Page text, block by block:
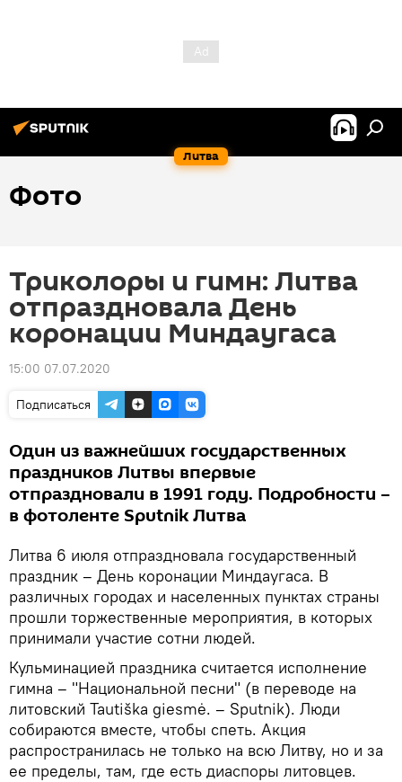
Литва
Фото
Триколоры и гимн: Литва
отпраздновала День
коронации Миндаугаса
15:00 07.07.2020
Подписаться
Один из важнейших государственных
праздников Литвы впервые
отпраздновали в 1991 году. Подробности –
в фотоленте Sputnik Литва
Литва 6 июля отпраздновала государственный
праздник – День коронации Миндаугаса. В
различных городах и населенных пунктах страны
прошли торжественные мероприятия, в которых
принимали участие сотни людей.
Кульминацией праздника считается исполнение
гимна – "Национальной песни" (в переводе на
литовский Tautiška giesmė. – Sputnik). Люди
собираются вместе, чтобы спеть. Акция
распространилась не только на всю Литву, но и за
ее пределы, там, где есть диаспоры литовцев.